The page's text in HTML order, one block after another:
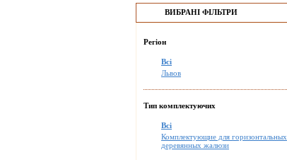
ВИБРАНІ ФІЛЬТРИ
Регіон
Всі
Львов
Тип комплектуючих
Всі
Комплектующие для горизонтальных
деревянных жалюзи